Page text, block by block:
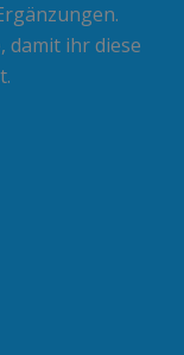
damit ihr diese